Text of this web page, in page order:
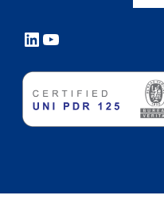
LinkedIn
YouTube